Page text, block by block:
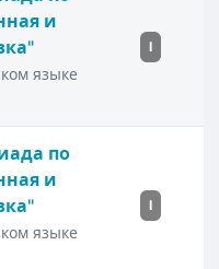
и
языке
I
по
и
языке
I